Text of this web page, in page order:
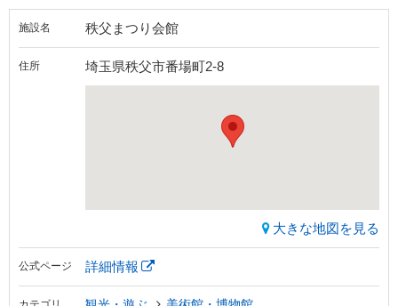
施設名 秩父まつり会館
住所 埼玉県秩父市番場町2-8
大きな地図を見る
公式ページ 詳細情報